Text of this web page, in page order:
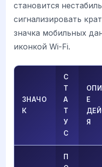
становится
сигнализировать
значка мобильных
иконкой Wi-Fi.
ЗНАЧО
К
С
Т
А
Т
У
С
Е
Я
П